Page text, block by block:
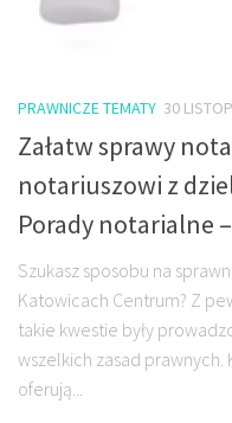
PRAWNICZE TEMATY 30
Załatw sprawy
notariuszowi z
Porady notarialne
Szukasz sposobu na
Katowicach Centrum? Z
takie kwestie były
wszelkich zasad
oferują...